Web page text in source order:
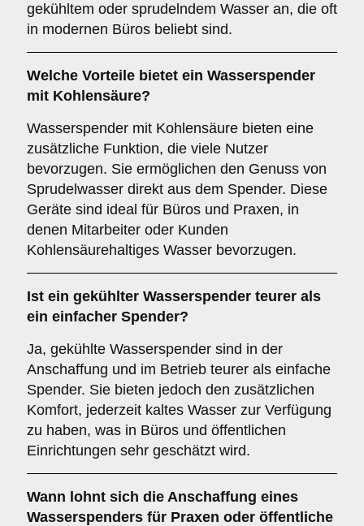
gekühltem oder sprudelndem Wasser an, die oft
in modernen Büros beliebt sind.
Welche Vorteile bietet ein Wasserspender
mit Kohlensäure?
Wasserspender mit Kohlensäure bieten eine
zusätzliche Funktion, die viele Nutzer
bevorzugen. Sie ermöglichen den Genuss von
Sprudelwasser direkt aus dem Spender. Diese
Geräte sind ideal für Büros und Praxen, in
denen Mitarbeiter oder Kunden
Kohlensäurehaltiges Wasser bevorzugen.
Ist ein gekühlter Wasserspender teurer als
ein einfacher Spender?
Ja, gekühlte Wasserspender sind in der
Anschaffung und im Betrieb teurer als einfache
Spender. Sie bieten jedoch den zusätzlichen
Komfort, jederzeit kaltes Wasser zur Verfügung
zu haben, was in Büros und öffentlichen
Einrichtungen sehr geschätzt wird.
Wann lohnt sich die Anschaffung eines
Wasserspenders für Praxen oder öffentliche